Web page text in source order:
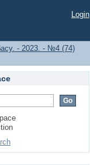
Login
- 2023. - №4 (74)